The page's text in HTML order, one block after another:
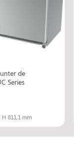
de
Series
H 811,1 mm